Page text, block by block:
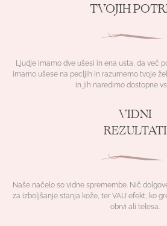
TVOJIH
Ljudje imamo dve ušesi in ena usta, da več
imamo ušese na pecljih in razumemo tvoje
in jih naredimo dostopne
VIDNI
REZULTATI
Naše načelo so vidne spremembe. Nič
za izboljšanje stanja kože, ter VAU efekt, ko
obrvi ali telesa.